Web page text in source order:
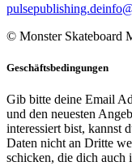
pulsepublishing.de
© Monster Skateboard
Geschäftsbedingungen
Gib bitte deine Email
und den neuesten
interessiert bist, kannst
Daten nicht an Dritte
schicken, die dich auch